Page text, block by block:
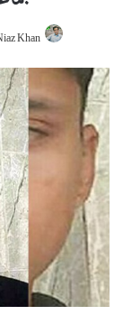
Khan